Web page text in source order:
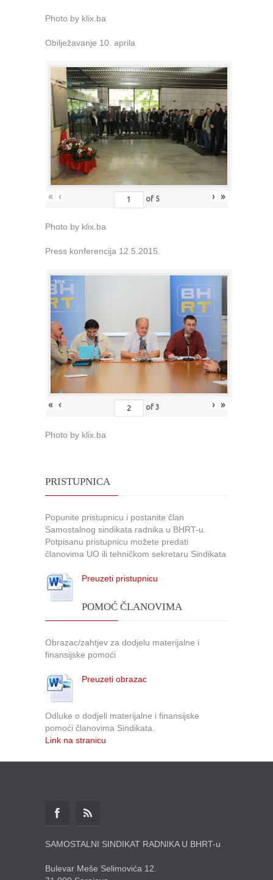
Photo by klix.ba
Obilježavanje 10. aprila
« ‹ of 5 › »
Photo by klix.ba
Press konferencija 12.5.2015.
« ‹ of 3 › »
Photo by klix.ba
PRISTUPNICA
Popunite pristupnicu i postanite član
Samostalnog sindikata radnika u BHRT-u.
Potpisanu pristupnicu možete predati
članovima UO ili tehničkom sekretaru Sindikata
Preuzeti pristupnicu
POMOĆ ČLANOVIMA
Obrazac/zahtjev za dodjelu materijalne i
finansijske pomoći
Preuzeti obrazac
Odluke o dodjeli materijalne i finansijske
pomoći članovima Sindikata.
Link na stranicu
SAMOSTALNI SINDIKAT RADNIKA U BHRT-u
Bulevar Meše Selimovića 12.